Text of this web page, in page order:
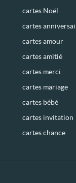
cartes Noël
cartes
cartes amour
cartes amitié
cartes merci
cartes mariage
cartes bébé
cartes invitation
cartes chance